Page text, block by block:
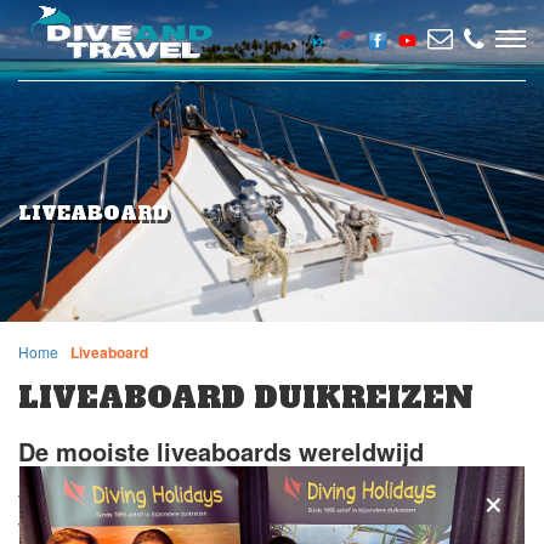
LIVEABOARD
Home Liveaboard
LIVEABOARD DUIKREIZEN
De mooiste liveaboards wereldwijd
Wanneer je voor een liveaboard kiest dan heb je veel voordelen in
vergelijking met een verblijf in een hotel. Het is de optimale
×